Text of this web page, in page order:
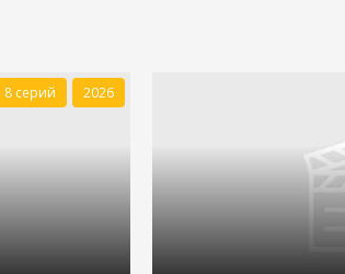
8 серий 2026